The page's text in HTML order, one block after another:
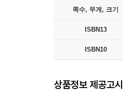
쪽수, 무게, 크기
ISBN13
ISBN10
상품정보 제공고시